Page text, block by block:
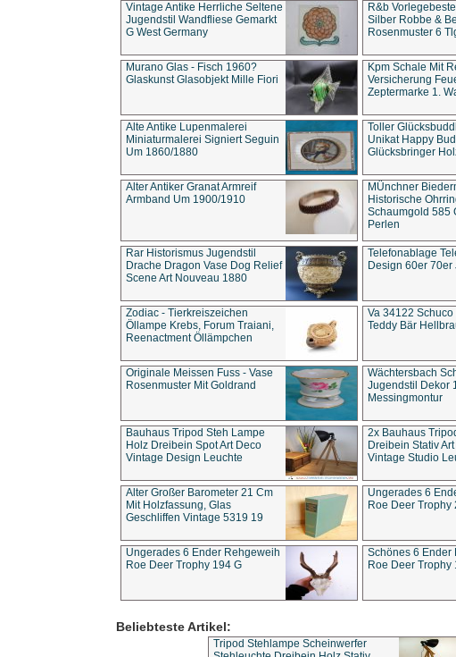
Vintage Antike Herrliche Seltene
Jugendstil Wandfliese Gemarkt
G West Germany
R&b
Silber Robbe &
Rosenmuster 6
Murano Glas - Fisch 1960?
Glaskunst Glasobjekt Mille Fiori
Kpm Schale Mit
Versicherung
Zeptermarke 1.
Alte Antike Lupenmalerei
Miniaturmalerei Signiert Seguin
Um 1860/1880
Toller
Unikat Happy
Glücksbringer
Alter Antiker Granat Armreif
Armband Um 1900/1910
MÜnchner
Historische
Schaumgold 585
Perlen
Rar Historismus Jugendstil
Drache Dragon Vase Dog Relief
Scene Art Nouveau 1880
Telefonablage
Design 60er 70er
Zodiac - Tierkreiszeichen
Öllampe Krebs, Forum Traiani,
Reenactment Öllämpchen
Va 34122 Schuco
Teddy Bär
Originale Meissen Fuss - Vase
Rosenmuster Mit Goldrand
Wächtersbach
Jugendstil Dekor
Messingmontur
Bauhaus Tripod Steh Lampe
Holz Dreibein Spot Art Deco
Vintage Design Leuchte
2x Bauhaus
Dreibein Stativ
Vintage Studio
Alter Großer Barometer 21 Cm
Mit Holzfassung, Glas
Geschliffen Vintage 5319 19
Ungerades 6
Roe Deer Trophy
Ungerades 6 Ender Rehgeweih
Roe Deer Trophy 194 G
Schönes 6 Ender
Roe Deer Trophy
Beliebteste Artikel:
Tripod Stehlampe Scheinwerfer